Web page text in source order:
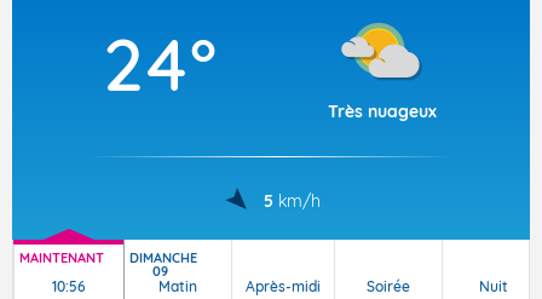
24°
Très nuageux
5 km/h
MAINTENANT
10:56
DIMANCHE
09
Matin Après-midi Soirée Nuit